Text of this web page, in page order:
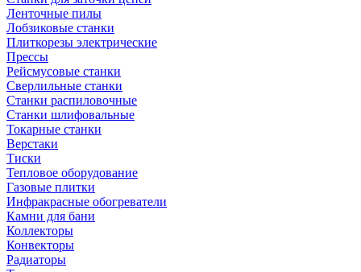
Ленточные пилы
Лобзиковые станки
Плиткорезы электрические
Прессы
Рейсмусовые станки
Сверлильные станки
Станки распиловочные
Станки шлифовальные
Токарные станки
Верстаки
Тиски
Тепловое оборудование
Газовые плитки
Инфракрасные обогреватели
Камни для бани
Коллекторы
Конвекторы
Радиаторы